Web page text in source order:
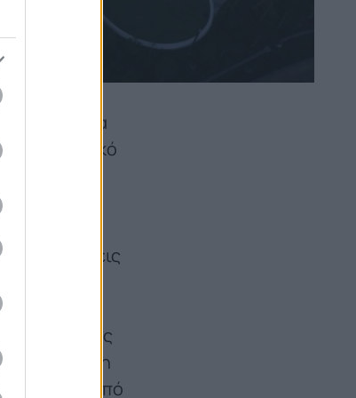
την Ιαπωνία
προσωπικό
Η
της
από τρεις
τον
της
της
τη βελτίωση
από